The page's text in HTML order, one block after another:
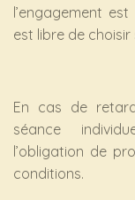
l’engagement
est libre de
En cas de
séance
l’obligation de
conditions.